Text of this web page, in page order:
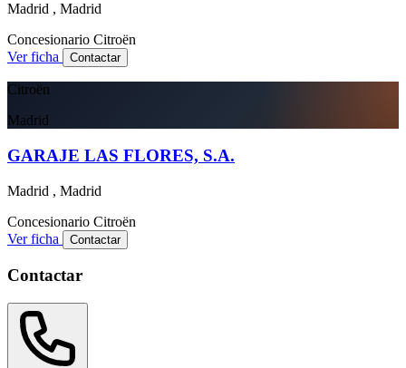
Madrid , Madrid
Concesionario Citroën
Ver ficha
Contactar
Citroën
Madrid
GARAJE LAS FLORES, S.A.
Madrid , Madrid
Concesionario Citroën
Ver ficha
Contactar
Contactar